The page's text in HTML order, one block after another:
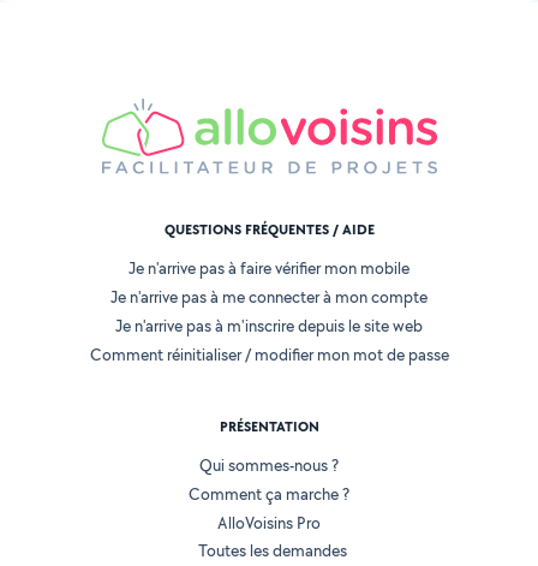
QUESTIONS FRÉQUENTES / AIDE
Je n'arrive pas à faire vérifier mon mobile
Je n'arrive pas à me connecter à mon compte
Je n'arrive pas à m'inscrire depuis le site web
Comment réinitialiser / modifier mon mot de passe
PRÉSENTATION
Qui sommes-nous ?
Comment ça marche ?
AlloVoisins Pro
Toutes les demandes